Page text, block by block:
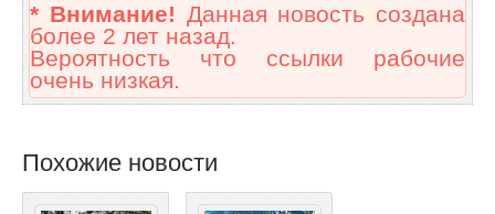
* Внимание! Данная новость создана
более 2 лет назад.
Вероятность что ссылки рабочие
очень низкая.
Похожие новости